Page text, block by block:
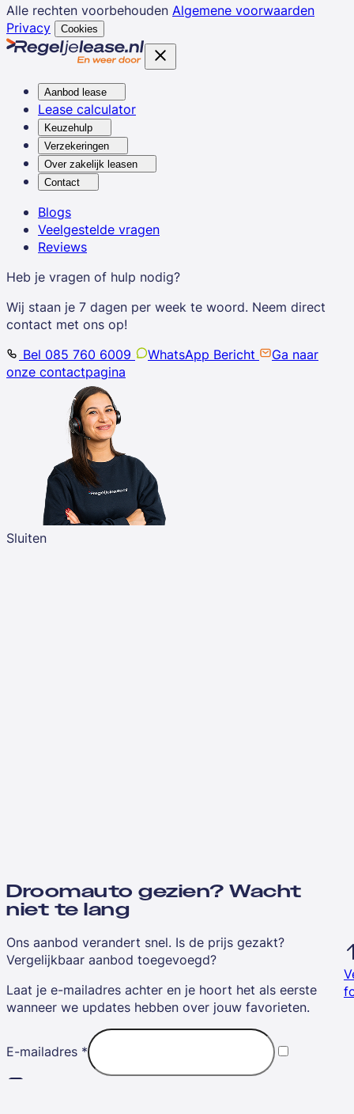
Alle rechten voorbehouden Algemene voorwaarden
Privacy
Cookies
Aanbod lease
Lease calculator
Keuzehulp
Verzekeringen
Over zakelijk leasen
Contact
Blogs
Veelgestelde vragen
Reviews
Heb je vragen of hulp nodig?
Wij staan je 7 dagen per week te woord. Neem direct
contact met ons op!
Bel 085 760 6009
WhatsApp Bericht
Ga naar
onze contactpagina
Sluiten
Droomauto gezien? Wacht
niet te lang
Ons aanbod verandert snel. Is de prijs gezakt?
Vergelijkbaar aanbod toegevoegd?
Laat je e-mailadres achter en je hoort het als eerste
wanneer we updates hebben over jouw favorieten.
E-mailadres *